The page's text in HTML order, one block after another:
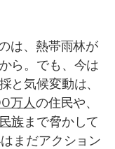
は、熱帯雨林が
ら。でも、今は
と気候変動は、
万人の住民や、
族まで脅かして
まだアクション